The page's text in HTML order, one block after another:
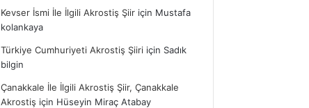
Kevser İsmi İle İlgili Akrostiş Şiir için Mustafa
kolankaya
Türkiye Cumhuriyeti Akrostiş Şiiri için Sadık
bilgin
Çanakkale İle İlgili Akrostiş Şiir, Çanakkale
Akrostiş için Hüseyin Miraç Atabay